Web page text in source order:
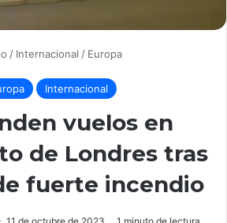
/ Internacional / Europa
Internacional
vuelos en
de Londres tras
fuerte incendio